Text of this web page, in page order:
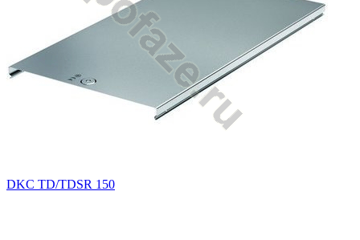
DKC TD/TDSR 150